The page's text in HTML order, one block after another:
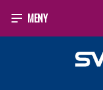
MENY